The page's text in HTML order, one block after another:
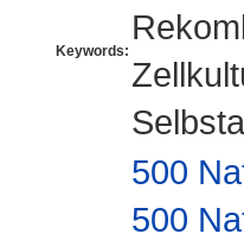
Keywords:
500
500